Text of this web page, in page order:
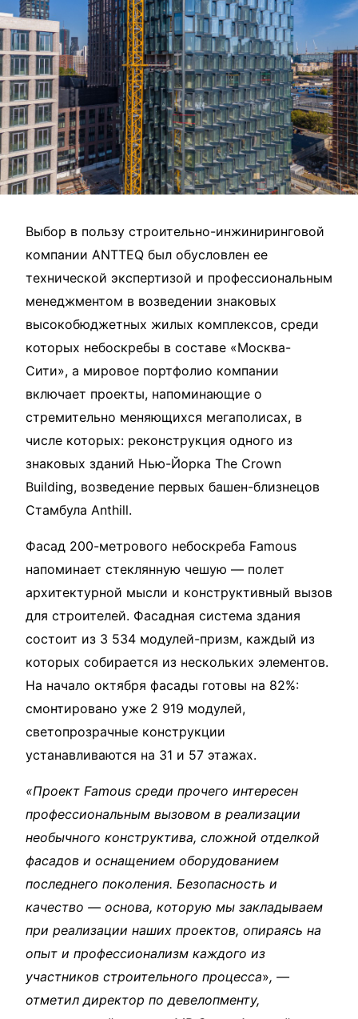
Выбор в пользу строительно-инжиниринговой
компании ANTTEQ был обусловлен ее
технической экспертизой и профессиональным
менеджментом в возведении знаковых
высокобюджетных жилых комплексов, среди
которых небоскребы в составе «Москва-
Сити», а мировое портфолио компании
включает проекты, напоминающие о
стремительно меняющихся мегаполисах, в
числе которых: реконструкция одного из
знаковых зданий Нью-Йорка The Crown
Building, возведение первых башен-близнецов
Стамбула Anthill.
Фасад 200-метрового небоскреба Famous
напоминает стеклянную чешую — полет
архитектурной мысли и конструктивный вызов
для строителей. Фасадная система здания
состоит из 3 534 модулей-призм, каждый из
которых собирается из нескольких элементов.
На начало октября фасады готовы на 82%:
смонтировано уже 2 919 модулей,
светопрозрачные конструкции
устанавливаются на 31 и 57 этажах.
«Проект Famous среди прочего интересен
профессиональным вызовом в реализации
необычного конструктива, сложной отделкой
фасадов и оснащением оборудованием
последнего поколения. Безопасность и
качество — основа, которую мы закладываем
при реализации наших проектов, опираясь на
опыт и профессионализм каждого из
участников строительного процесса», —
отметил директор по девелопменту,